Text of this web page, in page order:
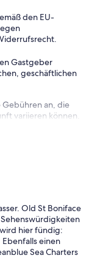
den EU-
Gastgeber
geschäftlichen
Gebühren an, die
variieren können.
Old St Boniface
hier fündig:
einen
Sea Charters